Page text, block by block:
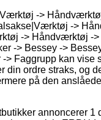
->
->
-> Håndværktøj -
-> Bessey ->
> Faggrupp kan vise
din ordre straks, og
på den
annoncerer 1